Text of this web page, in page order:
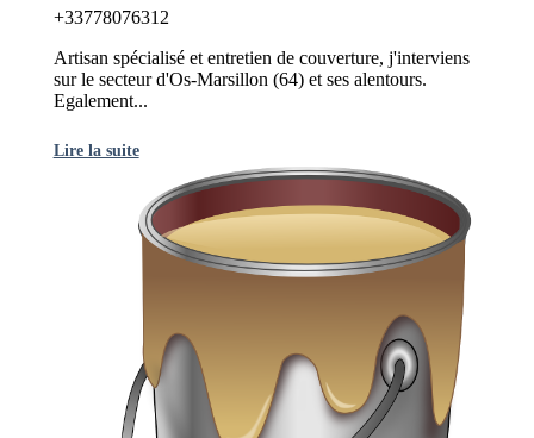
+33778076312
Artisan spécialisé et entretien de couverture, j'interviens
sur le secteur d'Os-Marsillon (64) et ses alentours.
Egalement...
Lire la suite